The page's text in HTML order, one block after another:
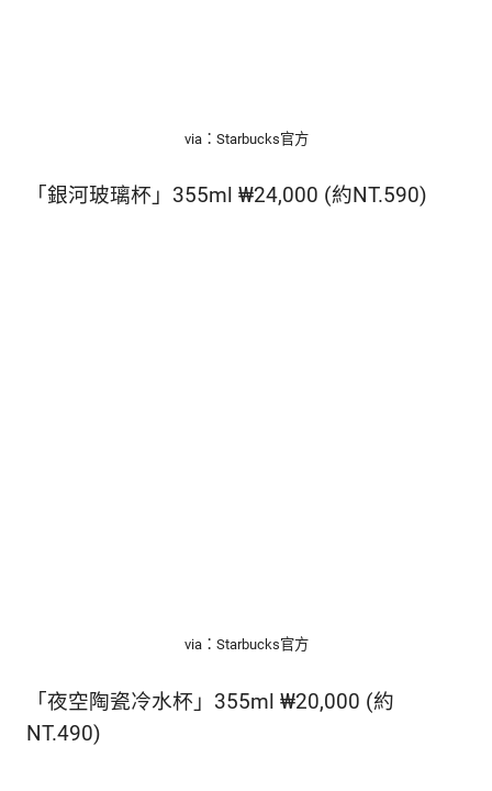
via：Starbucks官方
「銀河玻璃杯」355ml ₩24,000 (約NT.590)
via：Starbucks官方
「夜空陶瓷冷水杯」355ml ₩20,000 (約
NT.490)